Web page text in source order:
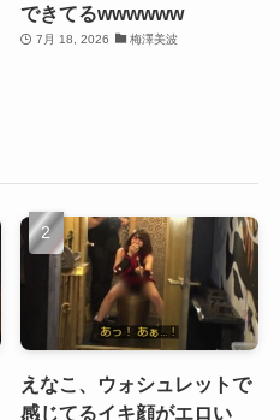
できてるwwwwww
7月 18, 2026 梅澤美波
えなこ、ウォシュレットで
感じてるイキ顔がエロい